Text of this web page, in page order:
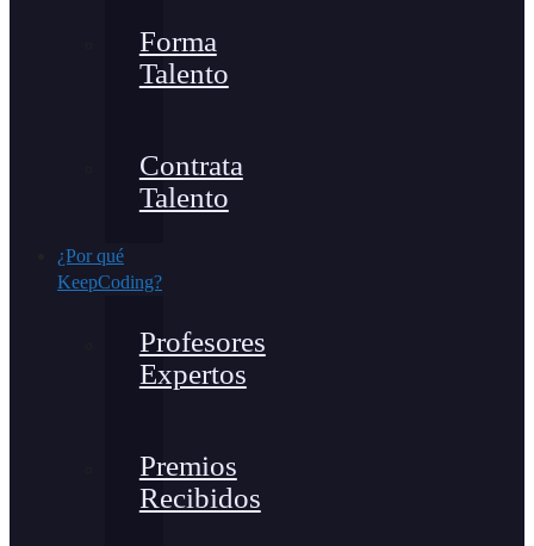
Forma
Talento
Contrata
Talento
¿Por qué
KeepCoding?
Profesores
Expertos
Premios
Recibidos